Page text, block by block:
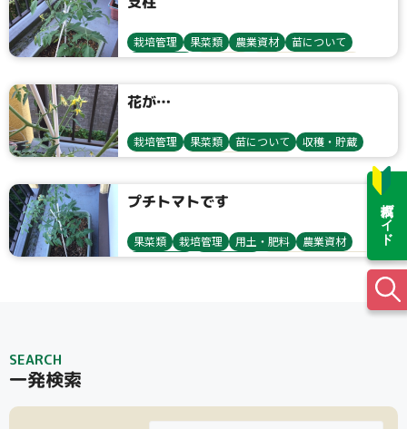
投稿ガイド
栽培管理 果菜類 農業資材
苗について
収穫・貯蔵
栽培方法 トマト・ミニトマト
花が…
栽培管理 果菜類 苗について
収穫・貯蔵
栽培方法
トマト・ミニトマト
プチトマトです
果菜類 栽培管理 用土・肥料
農業資材
苗について
収穫・貯蔵
トマト・ミニトマト
SEARCH
一発検索